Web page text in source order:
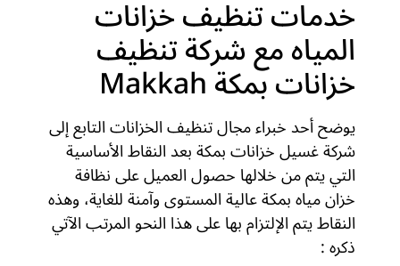
خدمات تنظيف خزانات
المياه مع شركة تنظيف
خزانات بمكة Makkah
يوضح أحد خبراء مجال تنظيف الخزانات التابع إلى
شركة غسيل خزانات بمكة بعد النقاط الأساسية
التي يتم من خلالها حصول العميل على نظافة
خزان مياه بمكة عالية المستوى وآمنة للغاية، وهذه
النقاط يتم الإلتزام بها على هذا النحو المرتب الآتي
ذكره :